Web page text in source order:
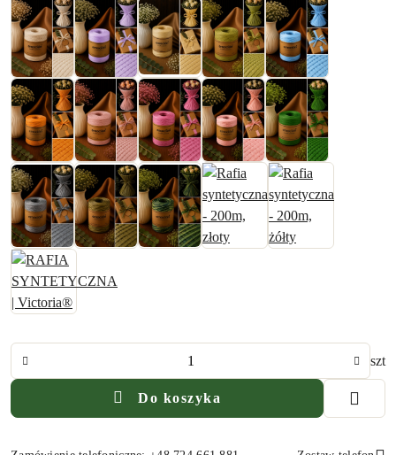
szt
Do koszyka